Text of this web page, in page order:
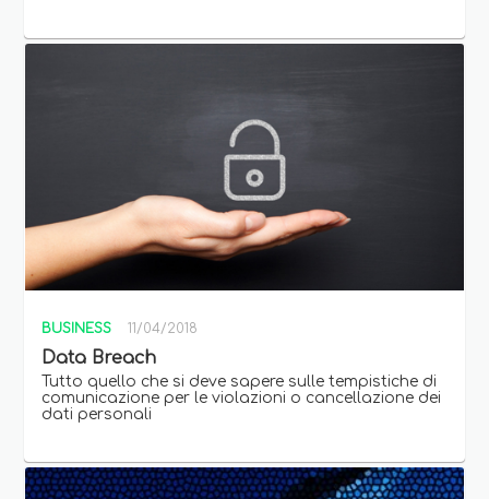
BUSINESS 11/04/2018
Data Breach
Tutto quello che si deve sapere sulle tempistiche di
comunicazione per le violazioni o cancellazione dei
dati personali